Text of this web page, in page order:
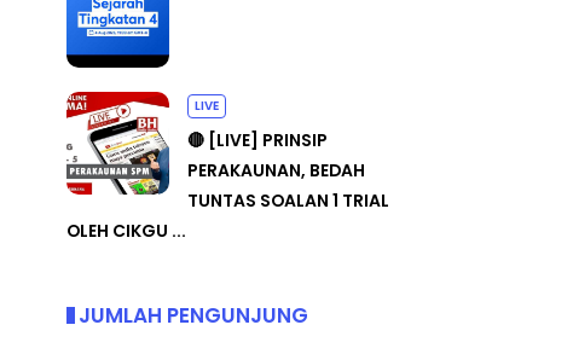
LIVE
🔴 [LIVE] PRINSIP
PERAKAUNAN, BEDAH
TUNTAS SOALAN 1 TRIAL
OLEH CIKGU ...
JUMLAH PENGUNJUNG